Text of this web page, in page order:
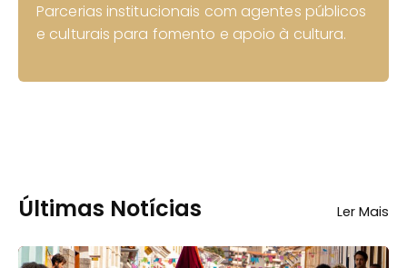
Parcerias institucionais com agentes públicos
e culturais para fomento e apoio à cultura.
Últimas Notícias Ler Mais